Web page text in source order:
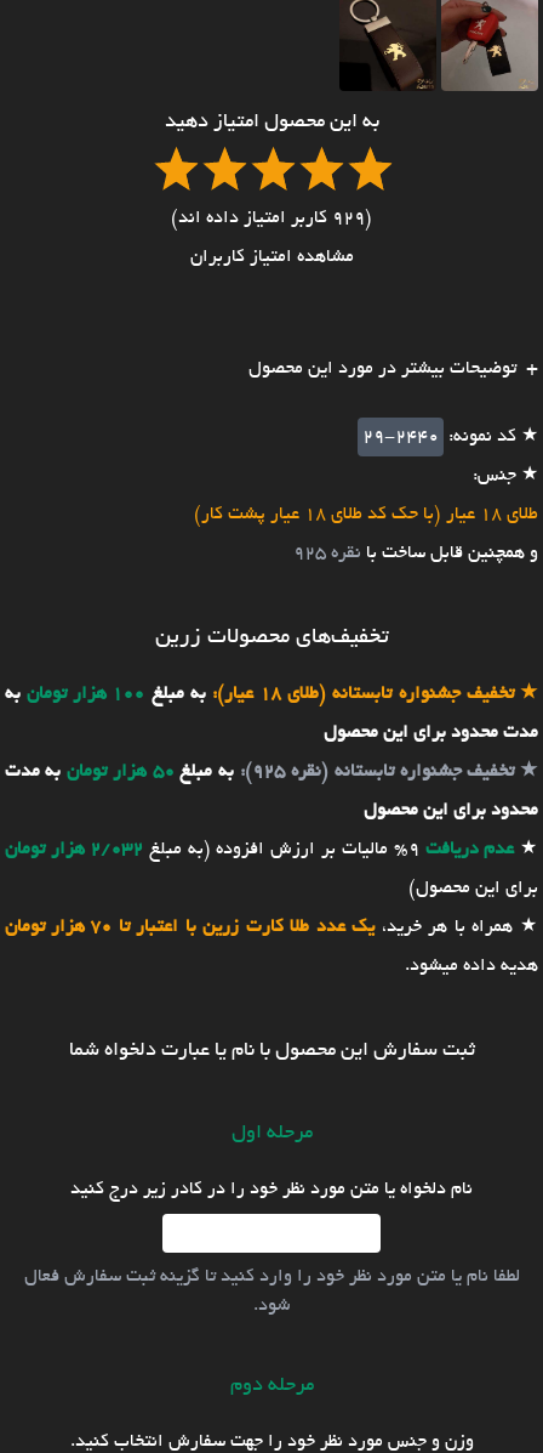
به این محصول امتیاز دهید
(929 کاربر امتیاز داده اند)
مشاهده امتیاز کاربران
توضیحات بیشتر در مورد این محصول
★ کد نمونه:
29-2440
★ جنس:
طلای 18 عیار (با حک کد طلای 18 عیار پشت کار)
و همچنین قابل ساخت با نقره 925
تخفیف‌های محصولات زرین
★تخفیف جشنواره تابستانه (طلای 18 عیار): به مبلغ 100 هزار تومان
به
مدت محدود برای این محصول
★تخفیف جشنواره تابستانه (نقره 925): به مبلغ 50 هزار تومان
به مدت
محدود برای این محصول
★عدم دریافت 9% مالیات بر ارزش افزوده (به مبلغ
2/032 هزار تومان
برای این محصول)
★ همراه با هر خرید،یک عدد طلا کارت زرین با اعتبار تا 70 هزار تومان
هدیه داده میشود.
ثبت سفارش این محصول با نام یا عبارت دلخواه شما
مرحله اول
نام دلخواه یا متن مورد نظر خود را در کادر زیر درج کنید
لطفا نام یا متن مورد نظر خود را وارد کنید تا گزینه ثبت سفارش فعال
شود.
مرحله دوم
وزن و جنس مورد نظر خود را جهت سفارش انتخاب کنید.